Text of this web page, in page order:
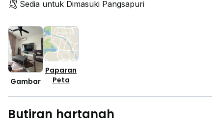
Sedia untuk Dimasuki Pangsapuri
Gambar
Paparan
Peta
Butiran hartanah